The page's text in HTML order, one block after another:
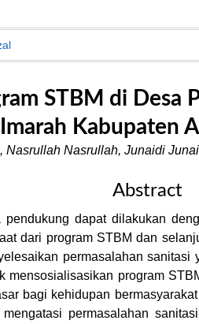
STBM di Desa
Imarah Kabupaten
Nasrullah Nasrullah, Junaidi
Abstract
pendukung dapat dilakukan
dari program STBM dan
permasalahan
mensosialisasikan program
bagi kehidupan
permasalahan